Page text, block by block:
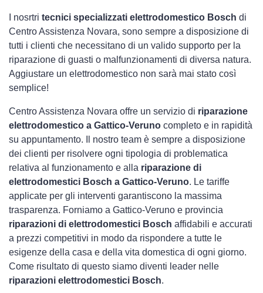
I nosrtri tecnici specializzati elettrodomestico Bosch di
Centro Assistenza Novara, sono sempre a disposizione di
tutti i clienti che necessitano di un valido supporto per la
riparazione di guasti o malfunzionamenti di diversa natura.
Aggiustare un elettrodomestico non sarà mai stato così
semplice!
Centro Assistenza Novara offre un servizio di riparazione
elettrodomestico a Gattico-Veruno completo e in rapidità
su appuntamento. Il nostro team è sempre a disposizione
dei clienti per risolvere ogni tipologia di problematica
relativa al funzionamento e alla riparazione di
elettrodomestici Bosch a Gattico-Veruno. Le tariffe
applicate per gli interventi garantiscono la massima
trasparenza. Forniamo a Gattico-Veruno e provincia
riparazioni di elettrodomestici Bosch affidabili e accurati
a prezzi competitivi in modo da rispondere a tutte le
esigenze della casa e della vita domestica di ogni giorno.
Come risultato di questo siamo diventi leader nelle
riparazioni elettrodomestici Bosch.